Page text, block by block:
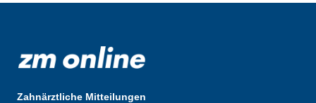
Zahnärztliche Mitteilungen